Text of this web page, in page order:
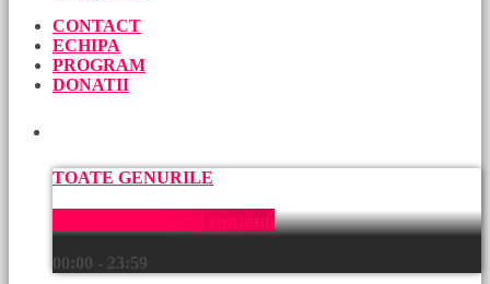
CONTACT
ECHIPA
PROGRAM
DONATII
TOATE GENURILE
Muzică pentru toți românii
00:00 - 23:59